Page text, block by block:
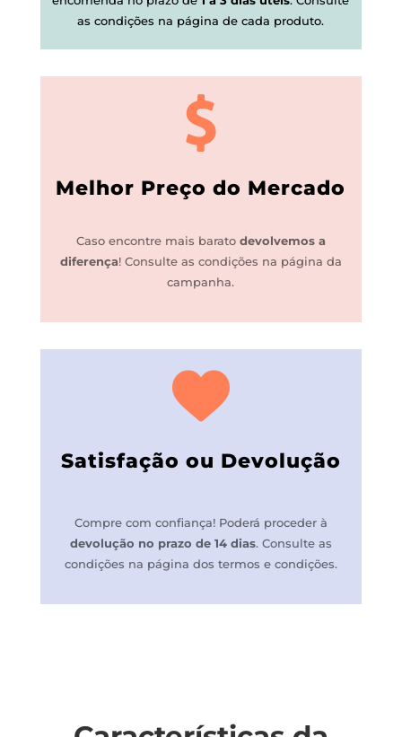
as condições na página de cada produto.
Melhor Preço do Mercado
Caso encontre mais barato devolvemos a
diferença! Consulte as condições na página da
campanha.
Satisfação ou Devolução
Compre com confiança! Poderá proceder à
devolução no prazo de 14 dias. Consulte as
condições na página dos termos e condições.